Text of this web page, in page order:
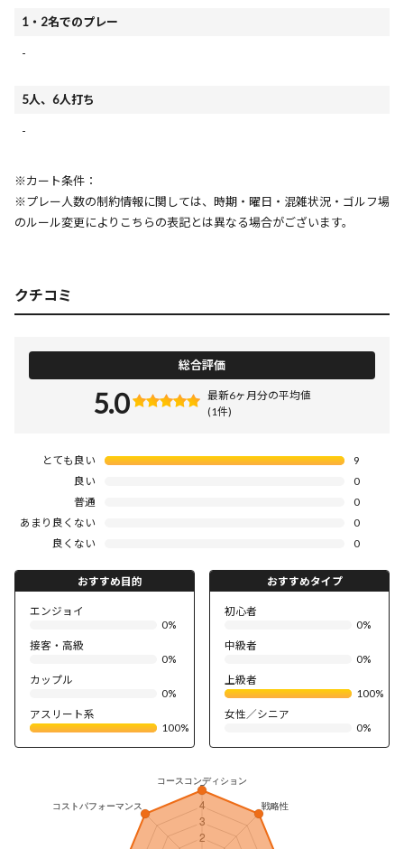
1・2名でのプレー
-
5人、6人打ち
-
※カート条件：
※プレー人数の制約情報に関しては、時期・曜日・混雑状況・ゴルフ場
のルール変更によりこちらの表記とは異なる場合がございます。
クチコミ
総合評価
5.0
最新6ヶ月分の平均値
(1件)
とても良い
9
良い
0
普通
0
あまり良くない
0
良くない
0
おすすめ目的
エンジョイ
0%
接客・高級
0%
カップル
0%
アスリート系
100%
おすすめタイプ
初心者
0%
中級者
0%
上級者
100%
女性／シニア
0%